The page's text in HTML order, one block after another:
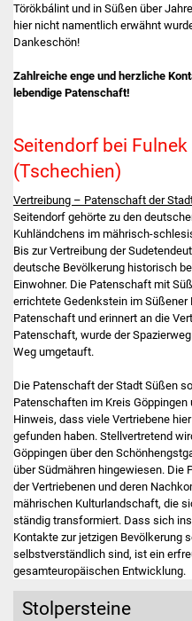
Törökbálint und in Süßen über
hier nicht namentlich erwähnt
Dankeschön!
Zahlreiche enge und herzliche
lebendige Patenschaft!
Seitendorf bei
(Tschechien)
Vertreibung – Patenschaft der
Seitendorf gehörte zu den
Kuhländchens im mährisch-
Bis zur Vertreibung der
deutsche Bevölkerung historisch
Einwohner. Die Patenschaft mit
errichtete Gedenkstein im
Patenschaft und erinnert an die
Patenschaft, wurde der
Weg umgetauft.
Die Patenschaft der Stadt Süßen
Patenschaften im Kreis
Hinweis, dass viele Vertriebene
gefunden haben. Stellvertretend
Göppingen über den
über Südmähren hingewiesen.
der Vertriebenen und deren
mährischen Kulturlandschaft, die
ständig transformiert. Dass sich
Kontakte zur jetzigen Bevölkerung
selbstverständlich sind, ist ein
gesamteuropäischen Entwicklung.
Stolpersteine